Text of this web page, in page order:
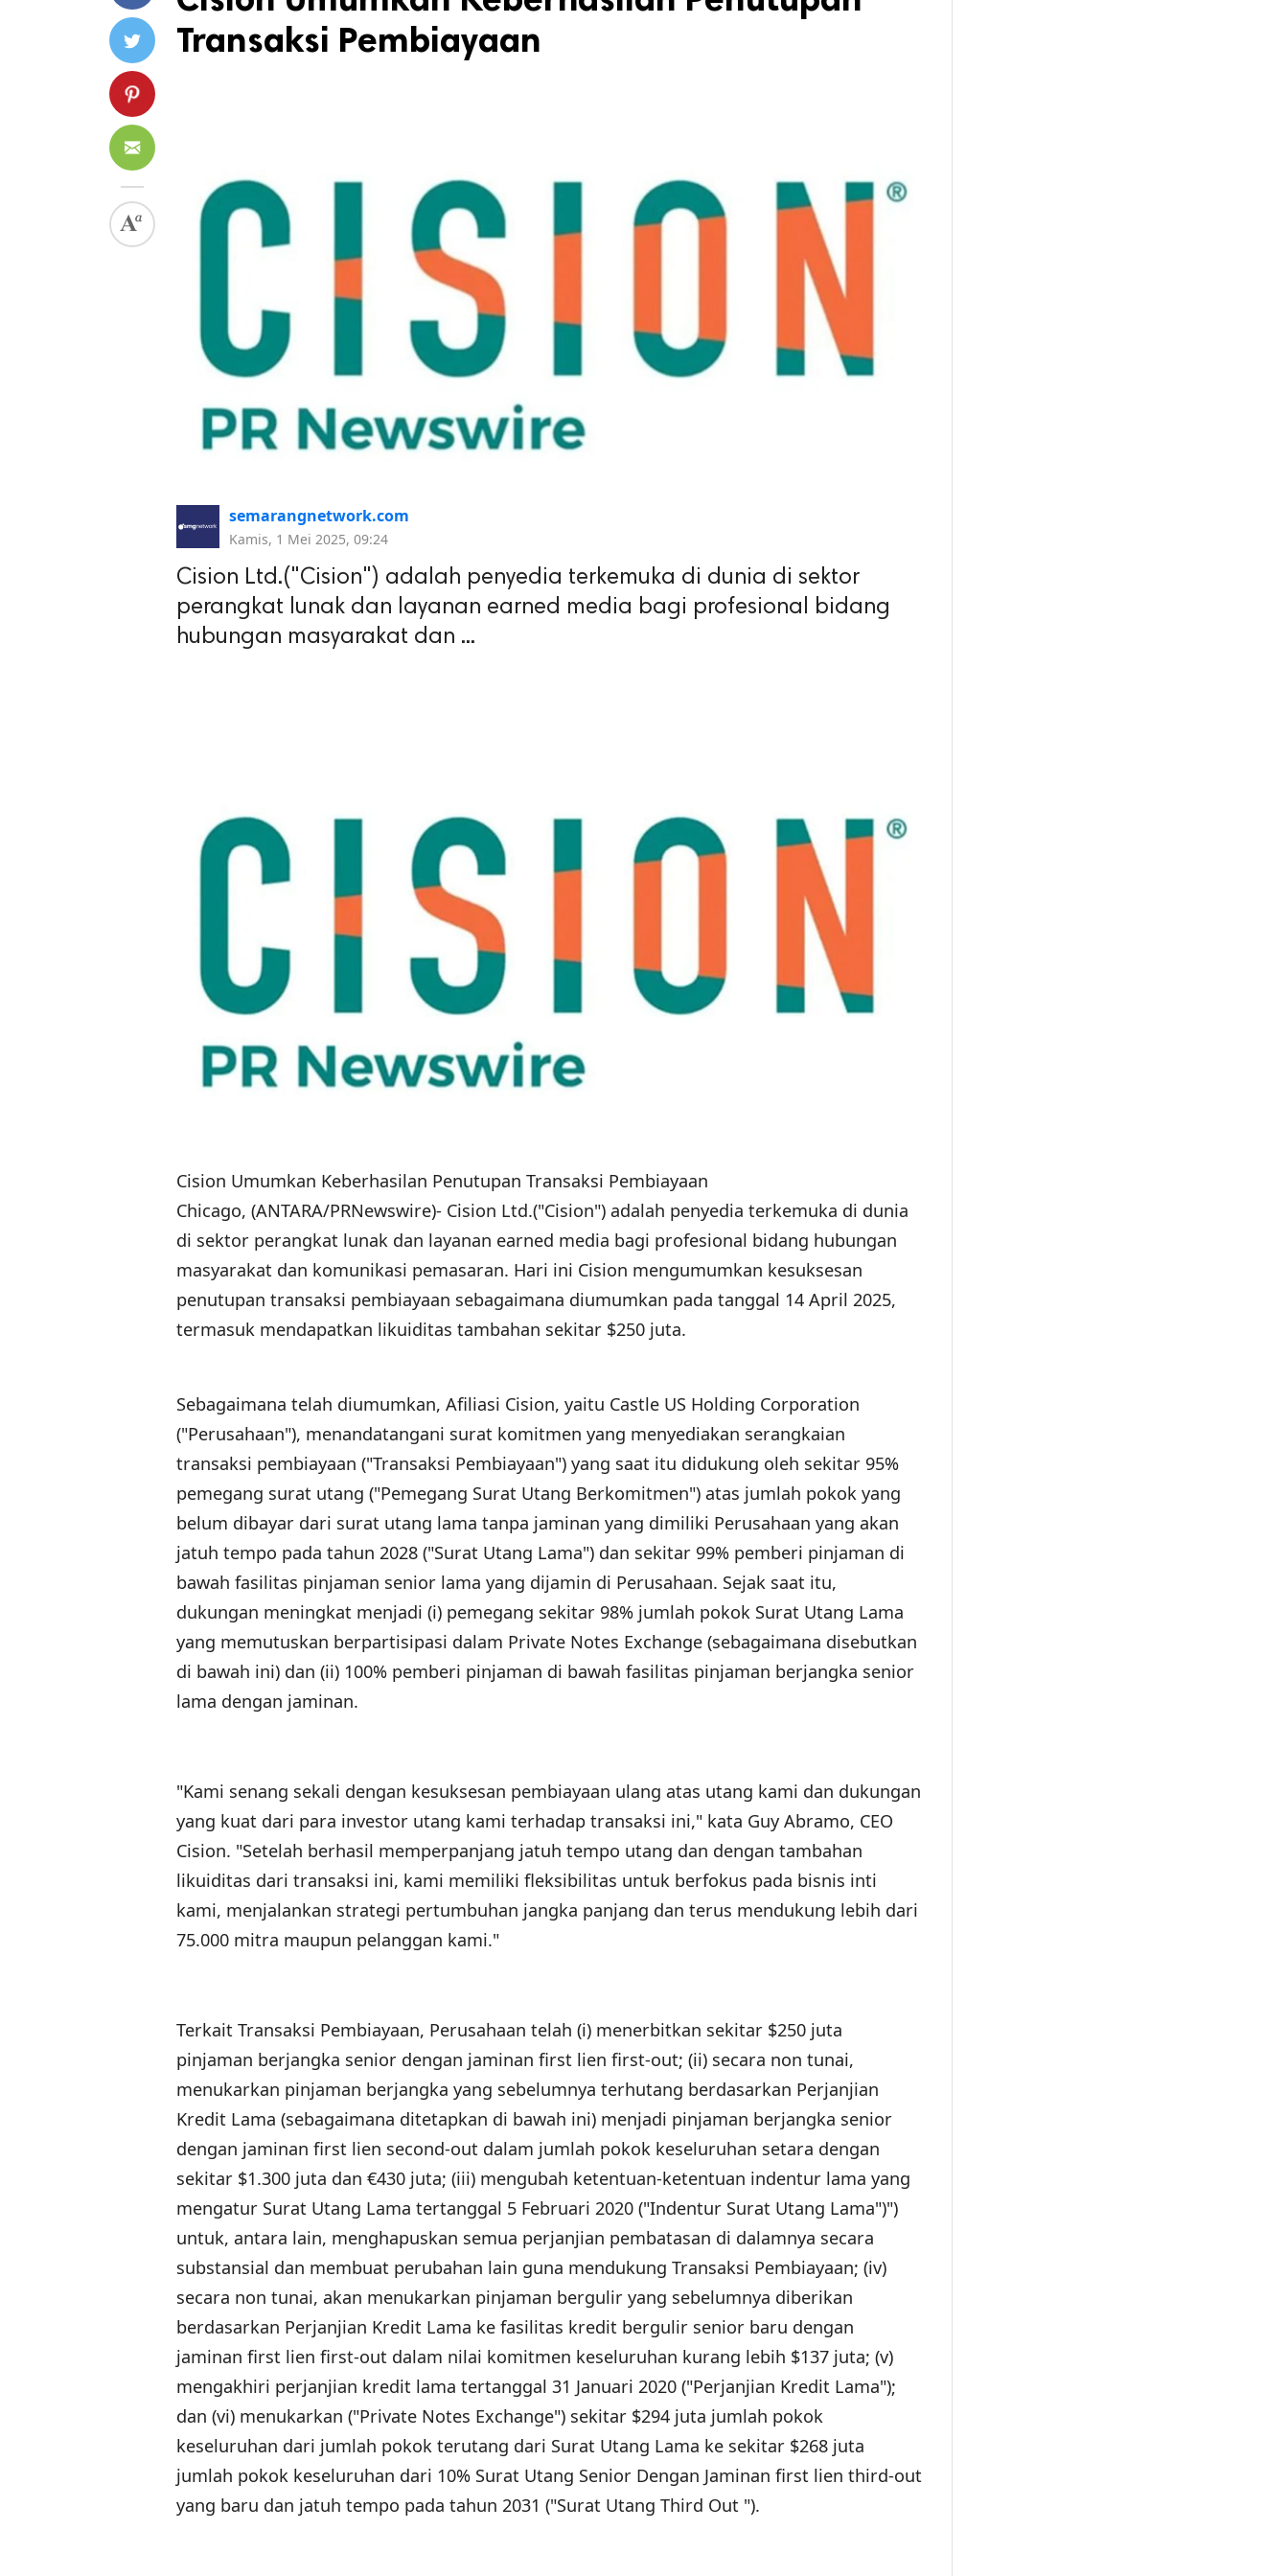
Transaksi Pembiayaan
semarangnetwork.com
Kamis, 1 Mei 2025, 09:24
Cision Ltd.("Cision") adalah penyedia terkemuka di dunia di sektor
perangkat lunak dan layanan earned media bagi profesional bidang
hubungan masyarakat dan ...
Cision Umumkan Keberhasilan Penutupan Transaksi Pembiayaan
Chicago, (ANTARA/PRNewswire)- Cision Ltd.("Cision") adalah penyedia terkemuka di dunia
di sektor perangkat lunak dan layanan earned media bagi profesional bidang hubungan
masyarakat dan komunikasi pemasaran. Hari ini Cision mengumumkan kesuksesan
penutupan transaksi pembiayaan sebagaimana diumumkan pada tanggal 14 April 2025,
termasuk mendapatkan likuiditas tambahan sekitar $250 juta.
Sebagaimana telah diumumkan, Afiliasi Cision, yaitu Castle US Holding Corporation
("Perusahaan"), menandatangani surat komitmen yang menyediakan serangkaian
transaksi pembiayaan ("Transaksi Pembiayaan") yang saat itu didukung oleh sekitar 95%
pemegang surat utang ("Pemegang Surat Utang Berkomitmen") atas jumlah pokok yang
belum dibayar dari surat utang lama tanpa jaminan yang dimiliki Perusahaan yang akan
jatuh tempo pada tahun 2028 ("Surat Utang Lama") dan sekitar 99% pemberi pinjaman di
bawah fasilitas pinjaman senior lama yang dijamin di Perusahaan. Sejak saat itu,
dukungan meningkat menjadi (i) pemegang sekitar 98% jumlah pokok Surat Utang Lama
yang memutuskan berpartisipasi dalam Private Notes Exchange (sebagaimana disebutkan
di bawah ini) dan (ii) 100% pemberi pinjaman di bawah fasilitas pinjaman berjangka senior
lama dengan jaminan.
"Kami senang sekali dengan kesuksesan pembiayaan ulang atas utang kami dan dukungan
yang kuat dari para investor utang kami terhadap transaksi ini," kata Guy Abramo, CEO
Cision. "Setelah berhasil memperpanjang jatuh tempo utang dan dengan tambahan
likuiditas dari transaksi ini, kami memiliki fleksibilitas untuk berfokus pada bisnis inti
kami, menjalankan strategi pertumbuhan jangka panjang dan terus mendukung lebih dari
75.000 mitra maupun pelanggan kami."
Terkait Transaksi Pembiayaan, Perusahaan telah (i) menerbitkan sekitar $250 juta
pinjaman berjangka senior dengan jaminan first lien first-out; (ii) secara non tunai,
menukarkan pinjaman berjangka yang sebelumnya terhutang berdasarkan Perjanjian
Kredit Lama (sebagaimana ditetapkan di bawah ini) menjadi pinjaman berjangka senior
dengan jaminan first lien second-out dalam jumlah pokok keseluruhan setara dengan
sekitar $1.300 juta dan €430 juta; (iii) mengubah ketentuan-ketentuan indentur lama yang
mengatur Surat Utang Lama tertanggal 5 Februari 2020 ("Indentur Surat Utang Lama")")
untuk, antara lain, menghapuskan semua perjanjian pembatasan di dalamnya secara
substansial dan membuat perubahan lain guna mendukung Transaksi Pembiayaan; (iv)
secara non tunai, akan menukarkan pinjaman bergulir yang sebelumnya diberikan
berdasarkan Perjanjian Kredit Lama ke fasilitas kredit bergulir senior baru dengan
jaminan first lien first-out dalam nilai komitmen keseluruhan kurang lebih $137 juta; (v)
mengakhiri perjanjian kredit lama tertanggal 31 Januari 2020 ("Perjanjian Kredit Lama");
dan (vi) menukarkan ("Private Notes Exchange") sekitar $294 juta jumlah pokok
keseluruhan dari jumlah pokok terutang dari Surat Utang Lama ke sekitar $268 juta
jumlah pokok keseluruhan dari 10% Surat Utang Senior Dengan Jaminan first lien third-out
yang baru dan jatuh tempo pada tahun 2031 ("Surat Utang Third Out ").